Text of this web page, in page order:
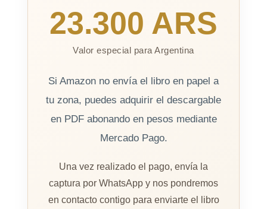
23.300 ARS
Valor especial para Argentina
Si Amazon no envía el libro en papel a
tu zona, puedes adquirir el descargable
en PDF abonando en pesos mediante
Mercado Pago.
Una vez realizado el pago, envía la
captura por WhatsApp y nos pondremos
en contacto contigo para enviarte el libro